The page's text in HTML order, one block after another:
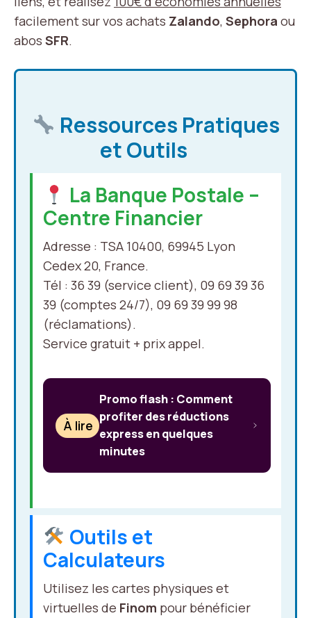
facilement sur vos achats Zalando, Sephora ou
abos SFR.
Ressources Pratiques
et Outils
La Banque Postale –
Centre Financier
Adresse : TSA 10400, 69945 Lyon
Cedex 20, France.
Tél : 36 39 (service client), 09 69 39 36
39 (comptes 24/7), 09 69 39 99 98
(réclamations).
Service gratuit + prix appel.
À lire
Promo flash : Comment
profiter des réductions
express en quelques
minutes
Outils et
Calculateurs
Utilisez les cartes physiques et
virtuelles de Finom pour bénéficier